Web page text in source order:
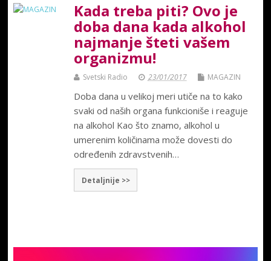
Kada treba piti? Ovo je
doba dana kada alkohol
najmanje šteti vašem
organizmu!
Svetski Radio 23/01/2017 MAGAZIN
Doba dana u velikoj meri utiče na to kako
svaki od naših organa funkcioniše i reaguje
na alkohol Kao što znamo, alkohol u
umerenim količinama može dovesti do
određenih zdravstvenih…
Detaljnije >>